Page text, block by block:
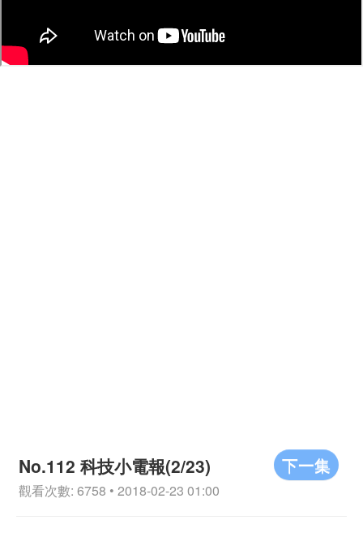
下一集
No.112 科技小電報(2/23)
觀看次數: 6758 • 2018-02-23 01:00